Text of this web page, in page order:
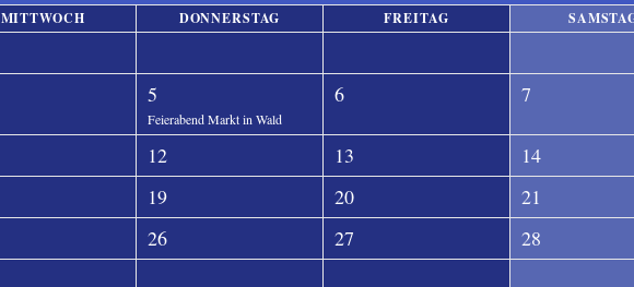
MITTWOCH DONNERSTAG FREITAG
5
Feierabend Markt in Wald
6 7
12 13 14
19 20 21
26 27 28